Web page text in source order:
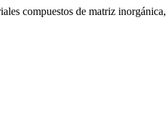
compuestos de matriz inorgánica,